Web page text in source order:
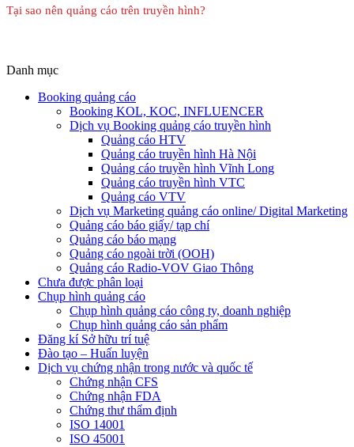
Tại sao nên quảng cáo trên truyền hình?
Danh mục
Booking quảng cáo
Booking KOL, KOC, INFLUENCER
Dịch vụ Booking quảng cáo truyền hình
Quảng cáo HTV
Quảng cáo truyền hình Hà Nội
Quảng cáo truyền hình Vĩnh Long
Quảng cáo truyền hình VTC
Quảng cáo VTV
Dịch vụ Marketing quảng cáo online/ Digital Marketing
Quảng cáo báo giấy/ tạp chí
Quảng cáo báo mạng
Quảng cáo ngoài trời (OOH)
Quảng cáo Radio-VOV Giao Thông
Chưa được phân loại
Chụp hình quảng cáo
Chụp hình quảng cáo công ty, doanh nghiệp
Chụp hình quảng cáo sản phẩm
Đăng kí Sở hữu trí tuệ
Đào tạo – Huấn luyện
Dịch vụ chứng nhận trong nước và quốc tế
Chứng nhận CFS
Chứng nhận FDA
Chứng thư thẩm định
ISO 14001
ISO 45001